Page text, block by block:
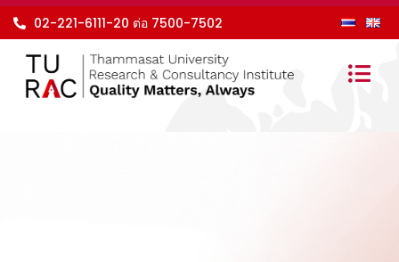
Skip
02-221-6111-20 ต่อ 7500-7502